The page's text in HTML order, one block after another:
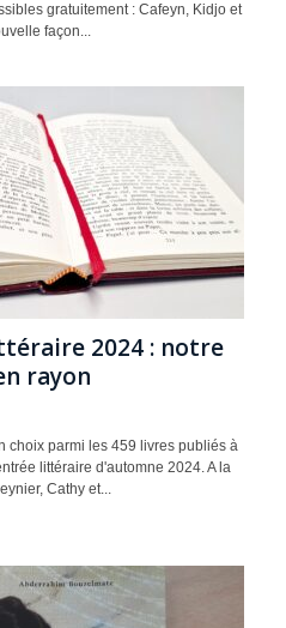
gratuitement : Cafeyn, Kidjo et
façon...
2024 : notre
rayon
choix parmi les 459 livres publiés à
littéraire d'automne 2024. A la
Cathy et...